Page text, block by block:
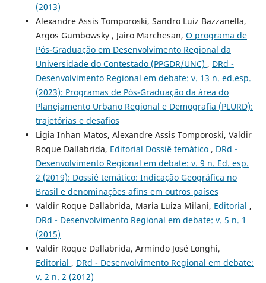
(2013)
Alexandre Assis Tomporoski, Sandro Luiz Bazzanella,
Argos Gumbowsky , Jairo Marchesan, O programa de
Pós-Graduação em Desenvolvimento Regional da
Universidade do Contestado (PPGDR/UNC) , DRd -
Desenvolvimento Regional em debate: v. 13 n. ed.esp.
(2023): Programas de Pós-Graduação da área do
Planejamento Urbano Regional e Demografia (PLURD):
trajetórias e desafios
Ligia Inhan Matos, Alexandre Assis Tomporoski, Valdir
Roque Dallabrida, Editorial Dossiê temático , DRd -
Desenvolvimento Regional em debate: v. 9 n. Ed. esp.
2 (2019): Dossiê temático: Indicação Geográfica no
Brasil e denominações afins em outros paí­ses
Valdir Roque Dallabrida, Maria Luiza Milani, Editorial ,
DRd - Desenvolvimento Regional em debate: v. 5 n. 1
(2015)
Valdir Roque Dallabrida, Armindo José Longhi,
Editorial , DRd - Desenvolvimento Regional em debate:
v. 2 n. 2 (2012)